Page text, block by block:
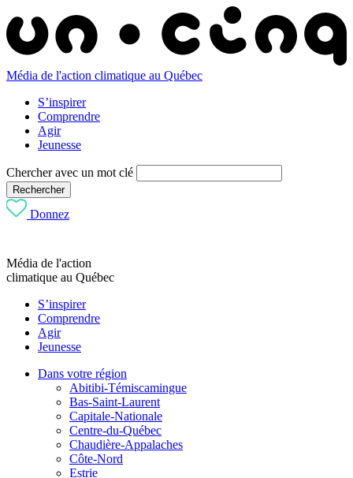
Média de l'action climatique au Québec
S’inspirer
Comprendre
Agir
Jeunesse
Chercher avec un mot clé
Rechercher
Donnez
Média de l'action
climatique au Québec
S’inspirer
Comprendre
Agir
Jeunesse
Dans votre région
Abitibi-Témiscamingue
Bas-Saint-Laurent
Capitale-Nationale
Centre-du-Québec
Chaudière-Appalaches
Côte-Nord
Estrie